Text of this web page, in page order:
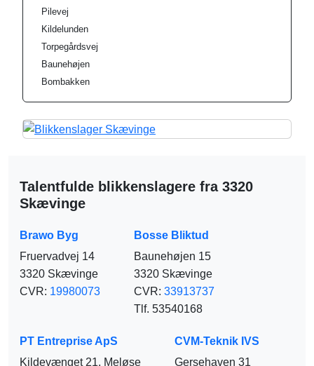
Pilevej
Kildelunden
Torpegårdsvej
Baunehøjen
Bombakken
Talentfulde blikkenslagere fra 3320
Skævinge
Brawo Byg
Fruervadvej 14
3320 Skævinge
CVR: 19980073
Bosse Bliktud
Baunehøjen 15
3320 Skævinge
CVR: 33913737
Tlf. 53540168
PT Entreprise ApS
Kildevænget 21, Meløse
CVM-Teknik IVS
Gersehaven 31